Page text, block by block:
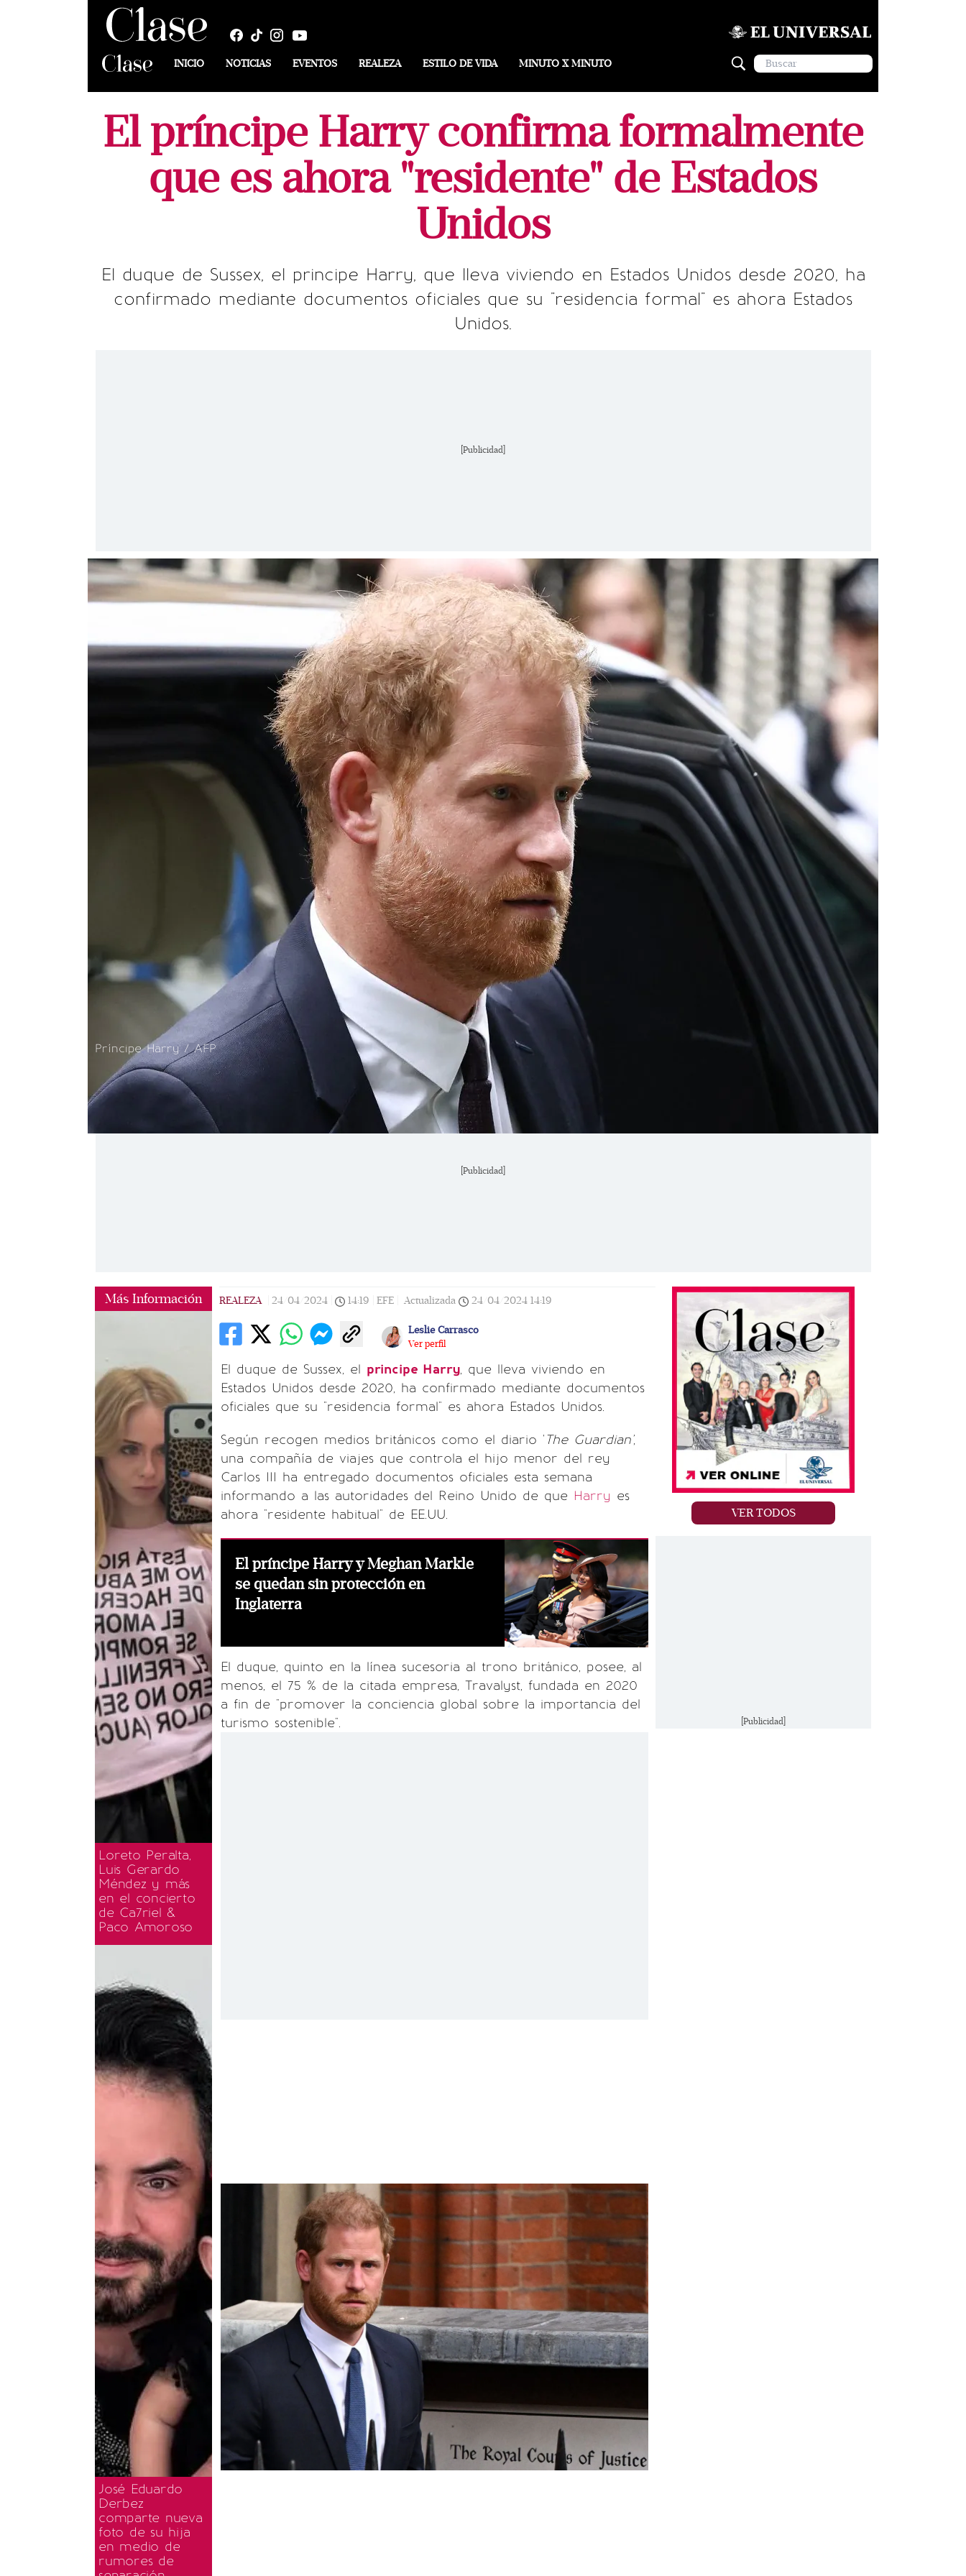
INICIO NOTICIAS EVENTOS REALEZA ESTILO DE VIDA MINUTO X MINUTO
El príncipe Harry confirma formalmente
que es ahora "residente" de Estados
Unidos
El duque de Sussex, el principe Harry, que lleva viviendo en Estados Unidos desde 2020, ha
confirmado mediante documentos oficiales que su "residencia formal" es ahora Estados
Unidos.
[Publicidad]
Príncipe Harry / AFP
[Publicidad]
Más Información
Loreto Peralta,
Luis Gerardo
Méndez y más
en el concierto
de Ca7riel &
Paco Amoroso
José Eduardo
Derbez
comparte nueva
foto de su hija
en medio de
rumores de
REALEZA 24/04/2024 14:19 EFE | Actualizada 24/04/2024 14:19
Leslie Carrasco
Ver perfil
El duque de Sussex, el principe Harry, que lleva viviendo en
Estados Unidos desde 2020, ha confirmado mediante documentos
oficiales que su "residencia formal" es ahora Estados Unidos.
Según recogen medios británicos como el diario 'The Guardian',
una compañía de viajes que controla el hijo menor del rey
Carlos III ha entregado documentos oficiales esta semana
informando a las autoridades del Reino Unido de que Harry es
ahora "residente habitual" de EE.UU.
El príncipe Harry y Meghan Markle
se quedan sin protección en
Inglaterra
El duque, quinto en la línea sucesoria al trono británico, posee, al
menos, el 75 % de la citada empresa, Travalyst, fundada en 2020
a fin de "promover la conciencia global sobre la importancia del
turismo sostenible".
VER TODOS
[Publicidad]